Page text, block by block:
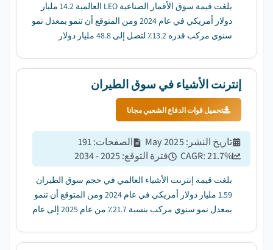
بلغت قيمة سوق الأقمار الصناعية LEO العالمية 14.2 مليار
دولار أمريكي في عام 2024 ومن المتوقع أن تنمو بمعدل نمو
سنوي مركب قدره 13.2٪ لتصل إلى 48.8 مليار دولار
إنترنت الأشياء في سوق الطيران
تحميل قوات الدفاع الشعبي مجانا
تاريخ النشر :
May 2025 الصفحات:
191
CAGR:21.7% فترة التوقع:
2025 - 2034
بلغت قيمة إنترنت الأشياء العالمي في حجم سوق الطيران
1.59 مليار دولار أمريكي في عام 2024 ومن المتوقع أن تنمو
بمعدل نمو سنوي مركب بنسبة 21.7٪ من عام 2025 إلى عام